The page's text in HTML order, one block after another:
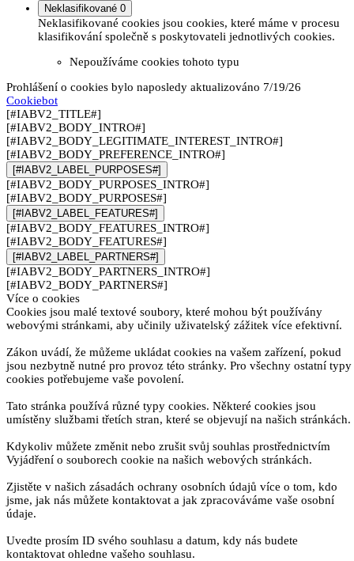
Neklasifikované 0
Neklasifikované cookies jsou cookies, které máme v procesu
klasifikování společně s poskytovateli jednotlivých cookies.
Nepoužíváme cookies tohoto typu
Prohlášení o cookies bylo naposledy aktualizováno 7/19/26
Cookiebot
[#IABV2_TITLE#]
[#IABV2_BODY_INTRO#]
[#IABV2_BODY_LEGITIMATE_INTEREST_INTRO#]
[#IABV2_BODY_PREFERENCE_INTRO#]
[#IABV2_LABEL_PURPOSES#]
[#IABV2_BODY_PURPOSES_INTRO#]
[#IABV2_BODY_PURPOSES#]
[#IABV2_LABEL_FEATURES#]
[#IABV2_BODY_FEATURES_INTRO#]
[#IABV2_BODY_FEATURES#]
[#IABV2_LABEL_PARTNERS#]
[#IABV2_BODY_PARTNERS_INTRO#]
[#IABV2_BODY_PARTNERS#]
Více o cookies
Cookies jsou malé textové soubory, které mohou být používány
webovými stránkami, aby učinily uživatelský zážitek více efektivní.
Zákon uvádí, že můžeme ukládat cookies na vašem zařízení, pokud
jsou nezbytně nutné pro provoz této stránky. Pro všechny ostatní typy
cookies potřebujeme vaše povolení.
Tato stránka používá různé typy cookies. Některé cookies jsou
umístěny službami třetích stran, které se objevují na našich stránkách.
Kdykoliv můžete změnit nebo zrušit svůj souhlas prostřednictvím
Vyjádření o souborech cookie na našich webových stránkách.
Zjistěte v našich zásadách ochrany osobních údajů více o tom, kdo
jsme, jak nás můžete kontaktovat a jak zpracováváme vaše osobní
údaje.
Uvedte prosím ID svého souhlasu a datum, kdy nás budete
kontaktovat ohledne vašeho souhlasu.